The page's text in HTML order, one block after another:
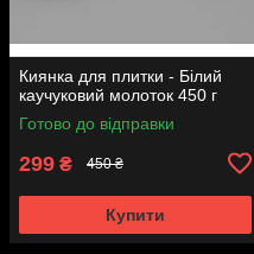
Киянка для плитки - Білий
каучуковий молоток 450 г
Готово до відправки
299 ₴ 450 ₴
Купити